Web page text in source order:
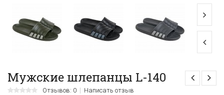
Мужские шлепанцы L-140
Отзывов: 0 Написать отзыв